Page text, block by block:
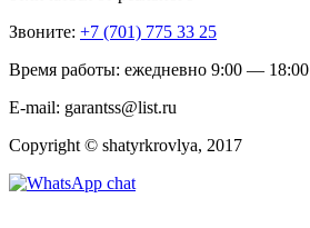
Звоните: +7 (701) 775 33 25
Время работы: ежедневно 9:00 — 18:00
E-mail: garantss@list.ru
Copyright © shatyrkrovlya, 2017